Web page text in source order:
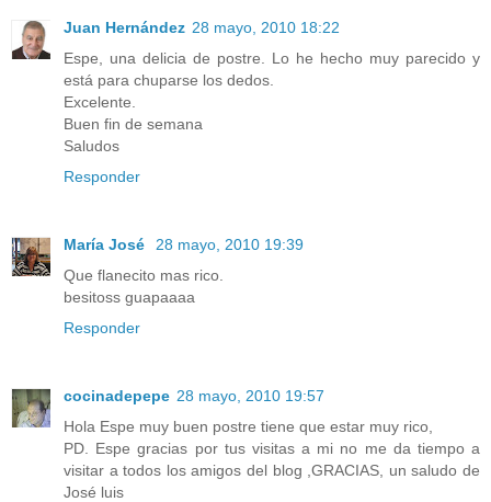
Juan Hernández 28 mayo, 2010 18:22
Espe, una delicia de postre. Lo he hecho muy parecido y
está para chuparse los dedos.
Excelente.
Buen fin de semana
Saludos
Responder
María José
28 mayo, 2010 19:39
Que flanecito mas rico.
besitoss guapaaaa
Responder
cocinadepepe 28 mayo, 2010 19:57
Hola Espe muy buen postre tiene que estar muy rico,
PD. Espe gracias por tus visitas a mi no me da tiempo a
visitar a todos los amigos del blog ,GRACIAS, un saludo de
José luis